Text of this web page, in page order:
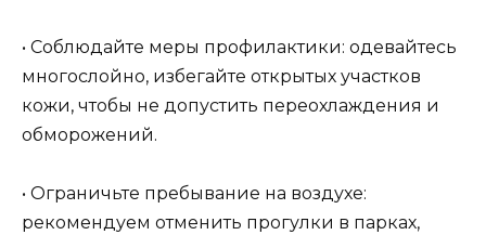
• Соблюдайте меры профилактики: одевайтесь
многослойно, избегайте открытых участков
кожи, чтобы не допустить переохлаждения и
обморожений.
• Ограничьте пребывание на воздухе:
рекомендуем отменить прогулки в парках,